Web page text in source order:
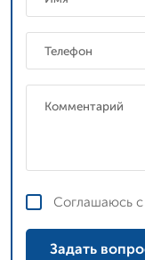
Соглашаюсь с
Задать